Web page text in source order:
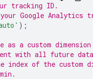
tracking ID.
your Google Analytics
);
as a custom
with all future data
of the custom